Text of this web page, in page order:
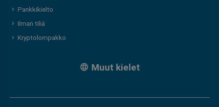
Pankkikielto
Ilman tiliä
Kryptolompakko
Muut kielet